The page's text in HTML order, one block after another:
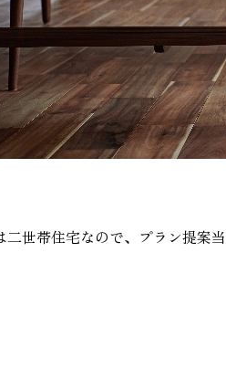
世帯住宅なので、プラン提案当